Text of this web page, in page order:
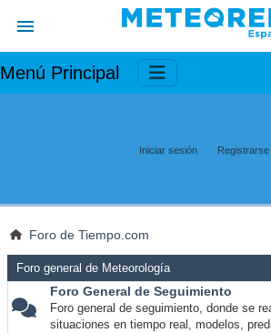
Menú Principal
Iniciar sesión Registrarse
Foro de Tiempo.com
Foro general de Meteorología
Foro General de Seguimiento
Foro general de seguimiento, donde se
situaciones en tiempo real, modelos,